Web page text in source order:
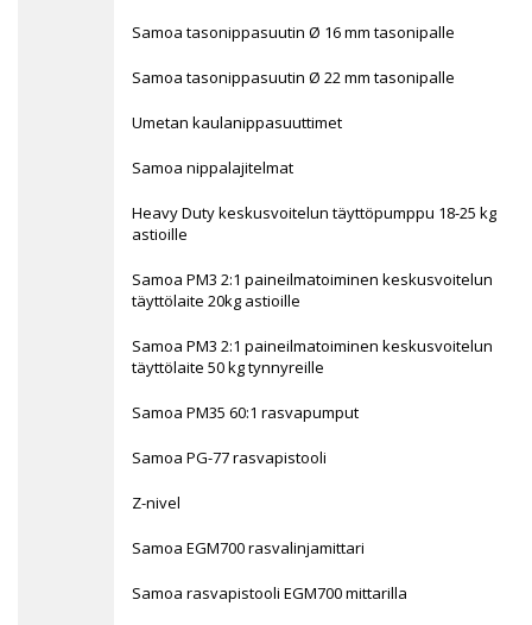
Samoa tasonippasuutin Ø 16 mm tasonipalle
Samoa tasonippasuutin Ø 22 mm tasonipalle
Umetan kaulanippasuuttimet
Samoa nippalajitelmat
Heavy Duty keskusvoitelun täyttöpumppu 18-25 kg
astioille
Samoa PM3 2:1 paineilmatoiminen keskusvoitelun
täyttölaite 20kg astioille
Samoa PM3 2:1 paineilmatoiminen keskusvoitelun
täyttölaite 50 kg tynnyreille
Samoa PM35 60:1 rasvapumput
Samoa PG-77 rasvapistooli
Z-nivel
Samoa EGM700 rasvalinjamittari
Samoa rasvapistooli EGM700 mittarilla